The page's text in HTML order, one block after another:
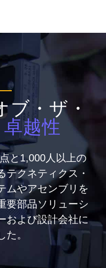
ブ・ザ・
卓越性
と1,000人以上の
テクネティクス・
ムやアセンブリを
要部品ソリューシ
および設計会社に
た。